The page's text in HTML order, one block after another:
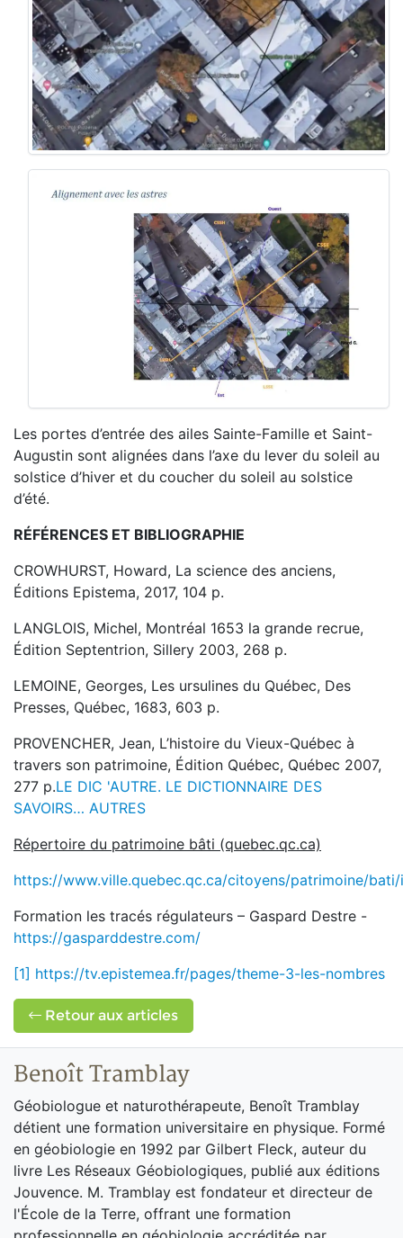
Les portes d’entrée des ailes Sainte-Famille et Saint-
Augustin sont alignées dans l’axe du lever du soleil au
solstice d’hiver et du coucher du soleil au solstice
d’été.
RÉFÉRENCES ET BIBLIOGRAPHIE
CROWHURST, Howard, La science des anciens,
Éditions Epistema, 2017, 104 p.
LANGLOIS, Michel, Montréal 1653 la grande recrue,
Édition Septentrion, Sillery 2003, 268 p.
LEMOINE, Georges, Les ursulines du Québec, Des
Presses, Québec, 1683, 603 p.
PROVENCHER, Jean, L’histoire du Vieux-Québec à
travers son patrimoine, Édition Québec, Québec 2007,
277 p.LE DIC 'AUTRE. LE DICTIONNAIRE DES
SAVOIRS… AUTRES
Répertoire du patrimoine bâti (quebec.qc.ca)
https://www.ville.quebec.qc.ca/citoyens/patrimoine/bati/
Formation les tracés régulateurs – Gaspard Destre -
https://gasparddestre.com/
[1] https://tv.epistemea.fr/pages/theme-3-les-nombres
Retour aux articles
Benoît Tramblay
Géobiologue et naturothérapeute, Benoît Tramblay
détient une formation universitaire en physique. Formé
en géobiologie en 1992 par Gilbert Fleck, auteur du
livre Les Réseaux Géobiologiques, publié aux éditions
Jouvence. M. Tramblay est fondateur et directeur de
l'École de la Terre, offrant une formation